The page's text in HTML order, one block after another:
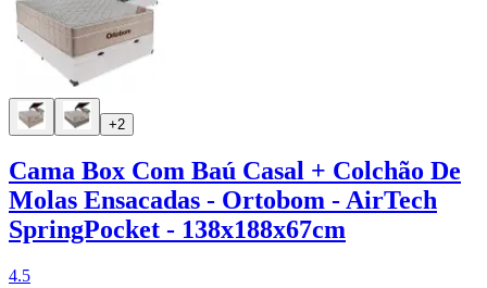
+2
Cama Box Com Baú Casal + Colchão De
Molas Ensacadas - Ortobom - AirTech
SpringPocket - 138x188x67cm
4.5